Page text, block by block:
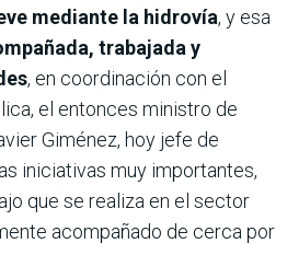
mediante la hidrovía, y esa
trabajada y
, en coordinación con el
el entonces ministro de
Giménez, hoy jefe de
iniciativas muy importantes,
que se realiza en el sector
acompañado de cerca por